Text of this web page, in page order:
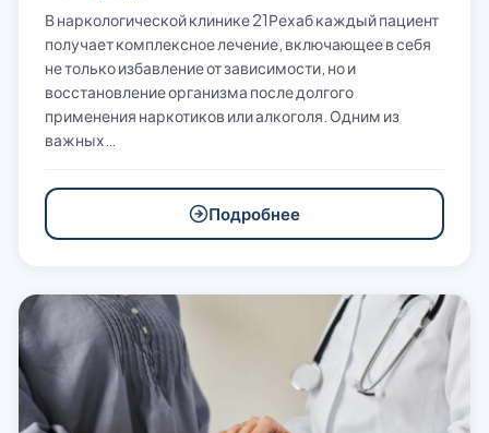
В наркологической клинике 21Рехаб каждый пациент
получает комплексное лечение, включающее в себя
не только избавление от зависимости, но и
восстановление организма после долгого
применения наркотиков или алкоголя. Одним из
важных…
Подробнее